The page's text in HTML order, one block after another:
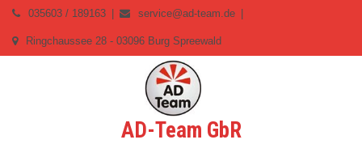
Skip
content
035603 / 189163 service@ad-team.de
Ringchaussee 28 - 03096 Burg Spreewald
AD-Team GbR